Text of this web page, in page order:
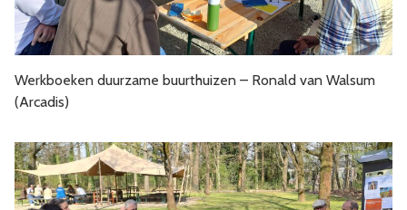
Werkboeken duurzame buurthuizen – Ronald van Walsum
(Arcadis)